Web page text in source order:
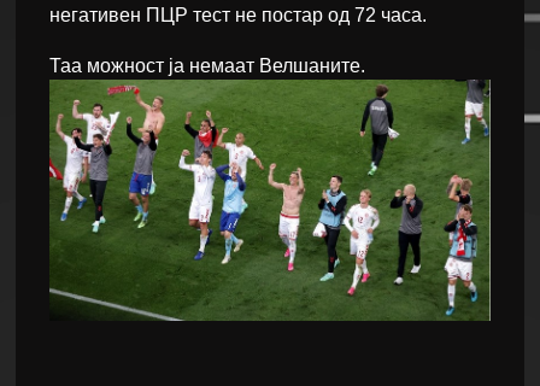
негативен ПЦР тест не постар од 72 часа.
Таа можност ја немаат Велшаните.